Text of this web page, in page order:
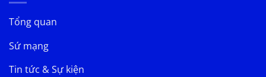
Tổng quan
Sứ mạng
Tin tức & Sự kiện